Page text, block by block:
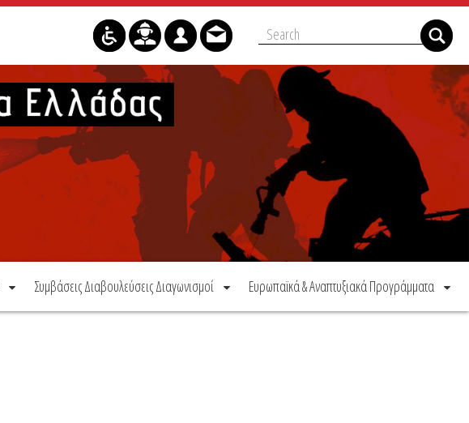
Συμβάσεις Διαβουλεύσεις Διαγωνισμοί Ευρωπαϊκά & Αναπτυξιακά Προγράμματα